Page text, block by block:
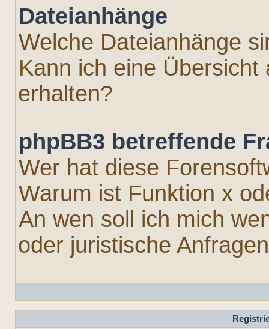
Dateianhänge
Welche Dateianhänge
Kann ich eine
erhalten?
phpBB3 betreffende
Wer hat diese
Warum ist Funktion x
An wen soll ich mich
oder juristische